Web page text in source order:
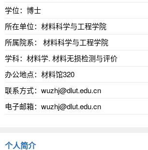
学位：博士
所在单位：材料科学与工程学院
所属院系： 材料科学与工程学院
学科：材料学. 材料无损检测与评价
办公地点：材料馆320
联系方式： wuzhj@dlut.edu.cn
电子邮箱： wuzhj@dlut.edu.cn
个人简介